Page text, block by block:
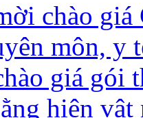
chào
môn, y
giá gói
hiện vật